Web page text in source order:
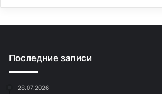
Последние записи
28.07.2026